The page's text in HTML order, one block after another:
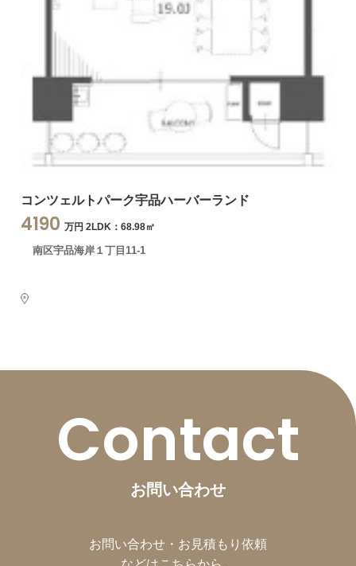
コンツェルトパーク宇品ハーバーランド
4190 万円 2LDK：68.98㎡
南区宇品海岸１丁目11-1
Contact
お問い合わせ
お問い合わせ・お見積もり依頼